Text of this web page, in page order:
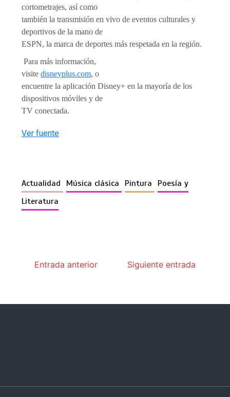
cortometrajes, así como
también la transmisión en vivo de eventos culturales y
deportivos de la mano de
ESPN, la marca de deportes más respetada en la región.
Para más información,
visitedisneyplus.com, o
encuentre la aplicación Disney+ en la mayoría de los
dispositivos móviles y de
TV conectada.
Ver fuente
Actualidad Música clásica Pintura
Poesía y
Literatura
Entrada anterior Siguiente entrada